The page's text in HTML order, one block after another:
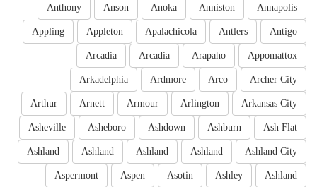
Annapolis
Anniston
Anoka
Anson
Anthony
Antigo
Antlers
Apalachicola
Appleton
Appling
Appomattox
Arapaho
Arcadia
Arcadia
Archer City
Arco
Ardmore
Arkadelphia
Arkansas City
Arlington
Armour
Arnett
Arthur
Ash Flat
Ashburn
Ashdown
Asheboro
Asheville
Ashland City
Ashland
Ashland
Ashland
Ashland
Ashland
Ashley
Asotin
Aspen
Aspermont